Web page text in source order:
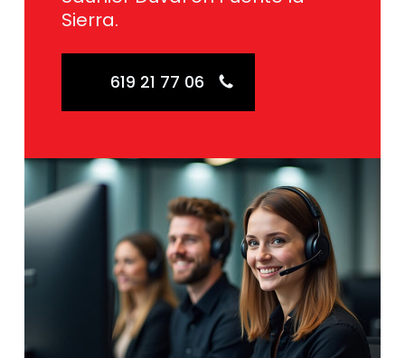
Sierra.
619 21 77 06